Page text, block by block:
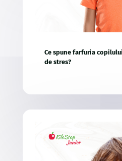
Ce spune farfuria
de stres?